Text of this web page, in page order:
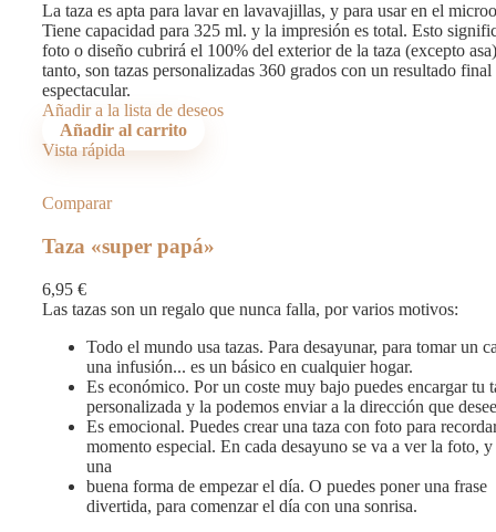
La taza es apta para lavar en lavavajillas, y para usar en el
Tiene capacidad para 325 ml. y la impresión es total. Esto
foto o diseño cubrirá el 100% del exterior de la taza (excepto
tanto, son tazas personalizadas 360 grados con un resultado final
espectacular.
Añadir a la lista de deseos
Añadir al carrito
Vista rápida
Comparar
Taza «super papá»
6,95 €
Las tazas son un regalo que nunca falla, por varios motivos:
Todo el mundo usa tazas. Para desayunar, para tomar un
una infusión... es un básico en cualquier hogar.
Es económico. Por un coste muy bajo puedes encargar tu
personalizada y la podemos enviar a la dirección que
Es emocional. Puedes crear una taza con foto para
momento especial. En cada desayuno se va a ver la foto, y
una
buena forma de empezar el día. O puedes poner una frase
divertida, para comenzar el día con una sonrisa.